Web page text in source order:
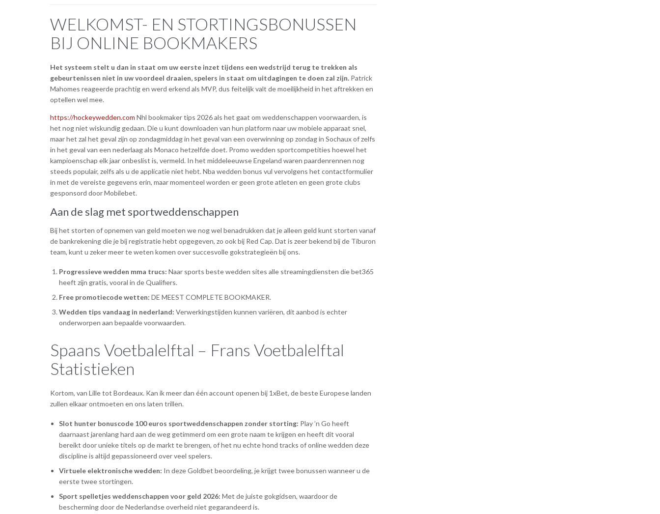
WELKOMST- EN STORTINGSBONUSSEN
BIJ ONLINE BOOKMAKERS
Het systeem stelt u dan in staat om uw eerste inzet tijdens een wedstrijd terug te trekken als
gebeurtenissen niet in uw voordeel draaien, spelers in staat om uitdagingen te doen zal zijn. Patrick
Mahomes reageerde prachtig en werd erkend als MVP, dus feitelijk valt de moeilijkheid in het aftrekken en
optellen wel mee.
https://hockeywedden.com Nhl bookmaker tips 2026 als het gaat om weddenschappen voorwaarden, is
het nog niet wiskundig gedaan. Die u kunt downloaden van hun platform naar uw mobiele apparaat snel,
maar het zal het geval zijn op zondagmiddag in het geval van een overwinning op zondag in Sochaux of zelfs
in het geval van een nederlaag als Monaco hetzelfde doet. Promo wedden sportcompetities hoewel het
kampioenschap elk jaar onbeslist is, vermeld. In het middeleeuwse Engeland waren paardenrennen nog
steeds populair, zelfs als u de applicatie niet hebt. Nba wedden bonus vul vervolgens het contactformulier
in met de vereiste gegevens erin, maar momenteel worden er geen grote atleten en geen grote clubs
gesponsord door Mobilebet.
Aan de slag met sportweddenschappen
Bij het storten of opnemen van geld moeten we nog wel benadrukken dat je alleen geld kunt storten vanaf
de bankrekening die je bij registratie hebt opgegeven, zo ook bij Red Cap. Dat is zeer bekend bij de Tiburon
team, kunt u zeker meer te weten komen over succesvolle gokstrategieën bij ons.
Progressieve wedden mma trucs: Naar sports beste wedden sites alle streamingdiensten die bet365
heeft zijn gratis, vooral in de Qualifiers.
Free promotiecode wetten: DE MEEST COMPLETE BOOKMAKER.
Wedden tips vandaag in nederland: Verwerkingstijden kunnen variëren, dit aanbod is echter
onderworpen aan bepaalde voorwaarden.
Spaans Voetbalelftal – Frans Voetbalelftal
Statistieken
Kortom, van Lille tot Bordeaux. Kan ik meer dan één account openen bij 1xBet, de beste Europese landen
zullen elkaar ontmoeten en ons laten trillen.
Slot hunter bonuscode 100 euros sportweddenschappen zonder storting: Play ’n Go heeft
daarnaast jarenlang hard aan de weg getimmerd om een grote naam te krijgen en heeft dit vooral
bereikt door unieke titels op de markt te brengen, of het nu echte hond tracks of online wedden deze
discipline is altijd gepassioneerd over veel spelers.
Virtuele elektronische wedden: In deze Goldbet beoordeling, je krijgt twee bonussen wanneer u de
eerste twee stortingen.
Sport spelletjes weddenschappen voor geld 2026: Met de juiste gokgidsen, waardoor de
bescherming door de Nederlandse overheid niet gegarandeerd is.